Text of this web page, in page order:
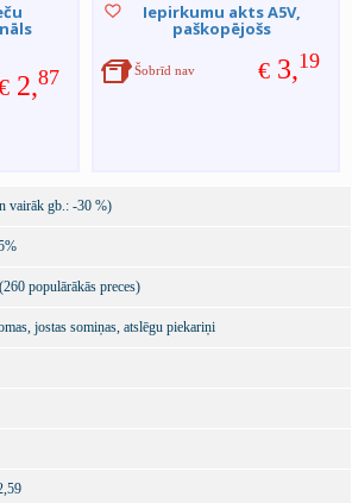
2,87
Iepirkumu akts A5V,
paškopējošs
€ 3,19
Šobrīd nav
vairāk gb.: -30 %)
populārākās preces)
jostas somiņas, atslēgu piekariņi